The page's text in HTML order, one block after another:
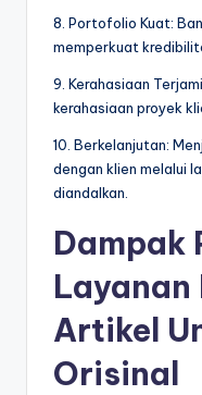
8. Portofolio Kuat:
memperkuat
9. Kerahasiaan
kerahasiaan proyek
10. Berkelanjutan:
dengan klien melalui
diandalkan.
Dampak
Layanan
Artikel
Orisinal